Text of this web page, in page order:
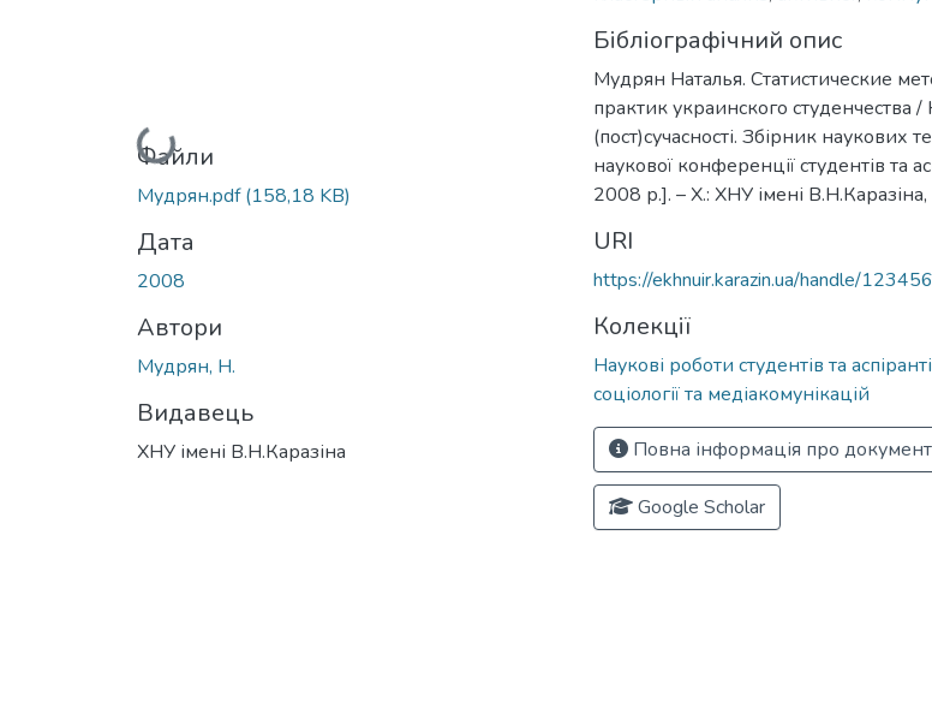
Вантажиться...
Файли
Мудрян.pdf(158,18 KB)
Дата
2008
Автори
Мудрян, Н.
Видавець
ХНУ імені В.Н.Каразіна
Бібліографічний опис
Мудрян Наталья. Статистические
практик украинского студенчества
(пост)сучасності. Збірник наукових
наукової конференції студентів та
2008 р.]. – Х.: ХНУ імені
URI
https://ekhnuir.karazin.ua/handle/
Колекції
Наукові роботи студентів та
соціології та медіакомунікацій
Повна інформація про документ
Google Scholar